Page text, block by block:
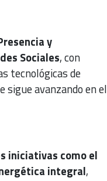
y
Sociales, con
tecnológicas de
sigue avanzando en el
iniciativas como el
integral,